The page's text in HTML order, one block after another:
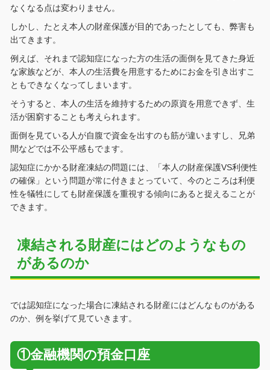
なくなる点は変わりません。
しかし、たとえ本人の財産保護が目的であったとしても、弊害も
出てきます。
例えば、それまで認知症になった方の生活の面倒を見てきた身近
な家族などが、本人の生活費を用意するためにお金を引き出すこ
ともできなくなってしまいます。
そうすると、本人の生活を維持するための原資を用意できず、生
活が困窮することも考えられます。
面倒を見ている人が自腹で資金を出すのも筋が違いますし、兄弟
間などでは不公平感もでます。
認知症にかかる財産凍結の問題には、「本人の財産保護VS利便性
の確保」という問題が常に付きまとっていて、今のところは利便
性を犠牲にしても財産保護を重視する傾向にあると捉えることが
できます。
凍結される財産にはどのようなもの
があるのか
では認知症になった場合に凍結される財産にはどんなものがある
のか、例を挙げて見ていきます。
①金融機関の預金口座